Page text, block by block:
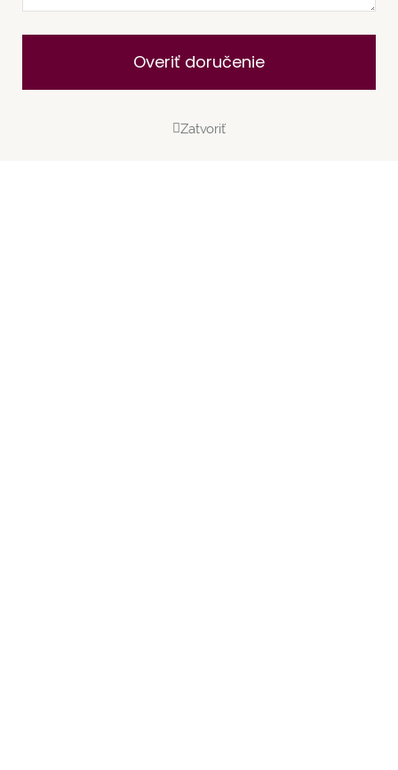
Overiť doručenie
Zatvoriť